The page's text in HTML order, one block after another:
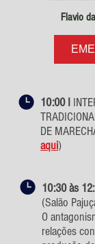
Flavio
10:00 I
DE
aqui)
10:30 às
(Salão
O
relações